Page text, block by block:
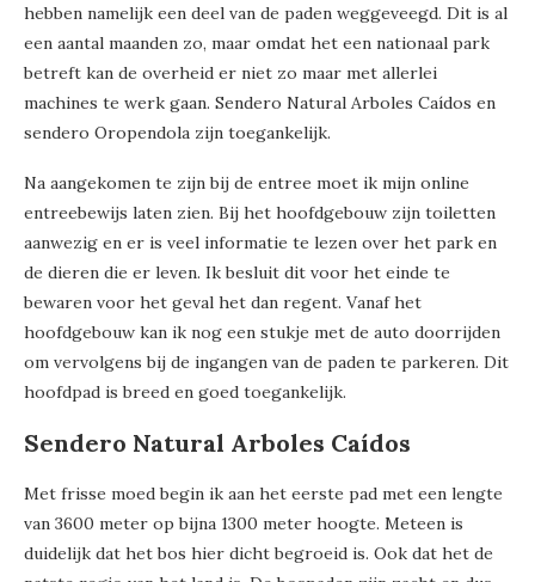
hebben namelijk een deel van de paden weggeveegd. Dit is al
een aantal maanden zo, maar omdat het een nationaal park
betreft kan de overheid er niet zo maar met allerlei
machines te werk gaan. Sendero Natural Arboles Caídos en
sendero Oropendola zijn toegankelijk.
Na aangekomen te zijn bij de entree moet ik mijn online
entreebewijs laten zien. Bij het hoofdgebouw zijn toiletten
aanwezig en er is veel informatie te lezen over het park en
de dieren die er leven. Ik besluit dit voor het einde te
bewaren voor het geval het dan regent. Vanaf het
hoofdgebouw kan ik nog een stukje met de auto doorrijden
om vervolgens bij de ingangen van de paden te parkeren. Dit
hoofdpad is breed en goed toegankelijk.
Sendero Natural Arboles Caídos
Met frisse moed begin ik aan het eerste pad met een lengte
van 3600 meter op bijna 1300 meter hoogte. Meteen is
duidelijk dat het bos hier dicht begroeid is. Ook dat het de